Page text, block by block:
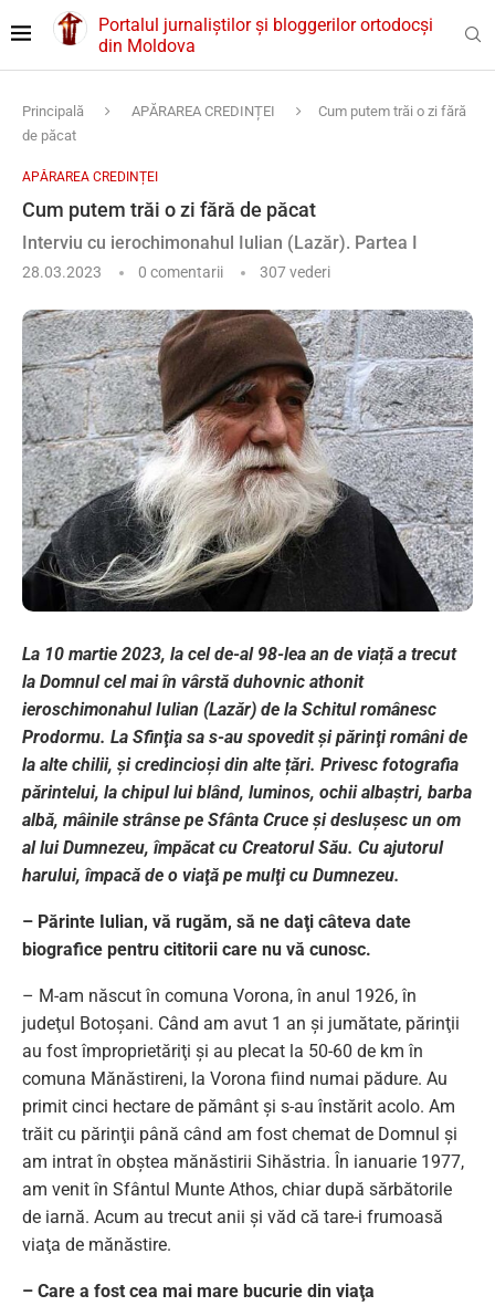
Portalul jurnaliștilor și bloggerilor ortodocși
din Moldova
Principală APĂRAREA CREDINȚEI
Cum putem trăi o zi fără
de păcat
APĂRAREA CREDINȚEI
Cum putem trăi o zi fără de păcat
Interviu cu ierochimonahul Iulian (Lazăr). Partea I
28.03.2023 0 comentarii 307vederi
La 10 martie 2023, la cel de-al 98-lea an de viață a trecut
la Domnul cel mai în vârstă duhovnic athonit
ieroschimonahul Iulian (Lazăr) de la Schitul românesc
Prodormu. La Sfinţia sa s-au spovedit şi părinţi români de
la alte chilii, și credincioși din alte țări. Privesc fotografia
părintelui, la chipul lui blând, luminos, ochii albaştri, barba
albă, mâinile strânse pe Sfânta Cruce şi desluşesc un om
al lui Dumnezeu, împăcat cu Creatorul Său. Cu ajutorul
harului, împacă de o viaţă pe mulţi cu Dumnezeu.
– Părinte Iulian, vă rugăm, să ne daţi câteva date
biografice pentru cititorii care nu vă cunosc.
– M-am născut în comuna Vorona, în anul 1926, în
judeţul Botoşani. Când am avut 1 an şi jumătate, părinţii
au fost împroprietăriţi şi au plecat la 50-60 de km în
comuna Mănăstireni, la Vorona fiind numai pădure. Au
primit cinci hectare de pământ şi s-au înstărit acolo. Am
trăit cu părinţii până când am fost chemat de Domnul şi
am intrat în obştea mănăstirii Sihăstria. În ianuarie 1977,
am venit în Sfântul Munte Athos, chiar după sărbătorile
de iarnă. Acum au trecut anii şi văd că tare-i frumoasă
viaţa de mănăstire.
– Care a fost cea mai mare bucurie din viaţa